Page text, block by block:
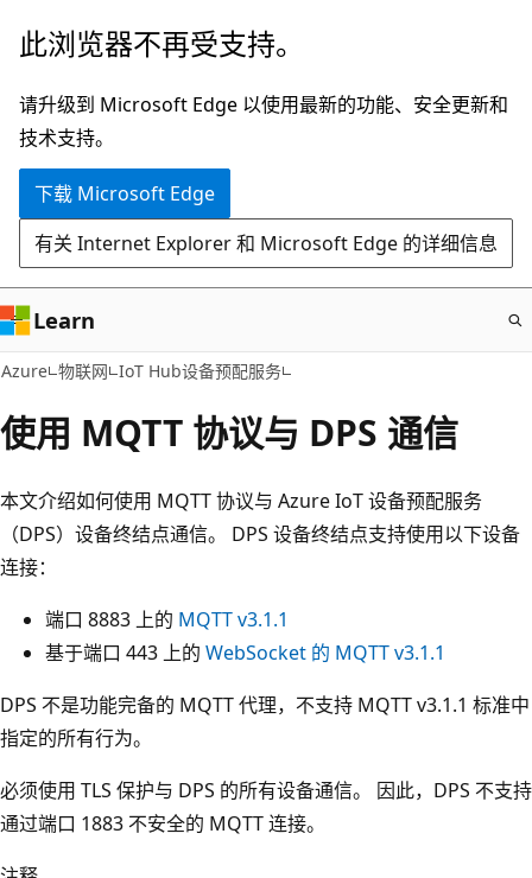
跳
主
要
内
此浏览器不再受支持。
请升级到 Microsoft Edge 以使用最新的功能、安全更新和
技术支持。
下载 Microsoft Edge
有关 Internet Explorer 和 Microsoft Edge 的详细信息
Learn
Azure 物联网 IoT Hub设备预配服务
使用 MQTT 协议与 DPS 通信
本文介绍如何使用 MQTT 协议与 Azure IoT 设备预配服务
（DPS）设备终结点通信。 DPS 设备终结点支持使用以下设备
连接：
端口 8883 上的 MQTT v3.1.1
基于端口 443 上的 WebSocket 的 MQTT v3.1.1
DPS 不是功能完备的 MQTT 代理，不支持 MQTT v3.1.1 标准中
指定的所有行为。
必须使用 TLS 保护与 DPS 的所有设备通信。 因此，DPS 不支持
通过端口 1883 不安全的 MQTT 连接。